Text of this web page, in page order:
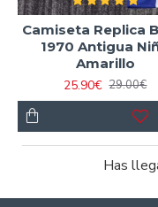
Camiseta Replica
1970 Antigua
Amarillo
25.90€ 29.00€
Has